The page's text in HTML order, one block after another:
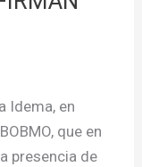
Idema, en
que en
presencia de